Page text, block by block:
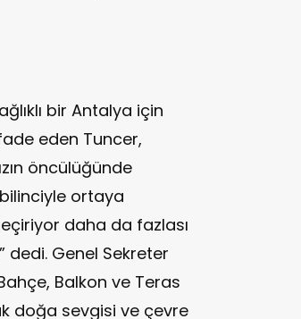
bir Antalya için
eden Tuncer,
öncülüğünde
ortaya
daha da fazlası
dedi. Genel Sekreter
Balkon ve Teras
doğa sevgisi ve çevre